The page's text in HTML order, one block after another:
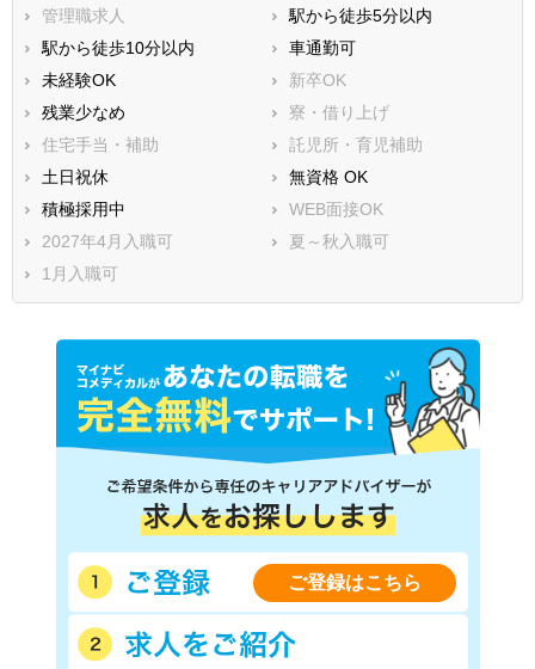
管理職求人
駅から徒歩5分以内
駅から徒歩10分以内
車通勤可
未経験OK
新卒OK
残業少なめ
寮・借り上げ
住宅手当・補助
託児所・育児補助
土日祝休
無資格 OK
積極採用中
WEB面接OK
2027年4月入職可
夏～秋入職可
1月入職可
ご登録はこちら